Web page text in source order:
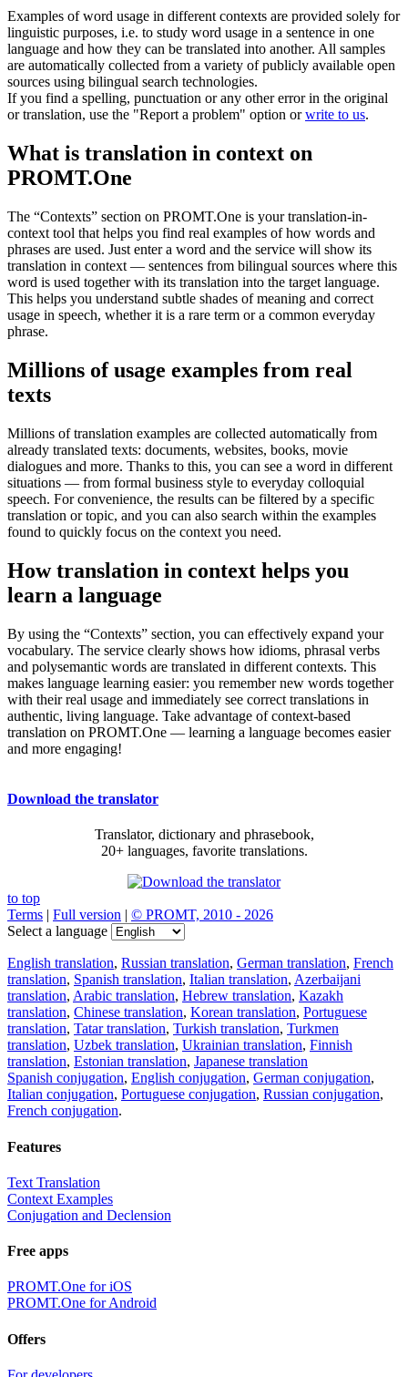
Examples of word usage in different contexts are provided solely for
linguistic purposes, i.e. to study word usage in a sentence in one
language and how they can be translated into another. All samples
are automatically collected from a variety of publicly available open
sources using bilingual search technologies.
If you find a spelling, punctuation or any other error in the original
or translation, use the "Report a problem" option orwrite to us.
What is translation in context on
PROMT.One
The “Contexts” section on PROMT.One is your translation-in-
context tool that helps you find real examples of how words and
phrases are used. Just enter a word and the service will show its
translation in context — sentences from bilingual sources where this
word is used together with its translation into the target language.
This helps you understand subtle shades of meaning and correct
usage in speech, whether it is a rare term or a common everyday
phrase.
Millions of usage examples from real
texts
Millions of translation examples are collected automatically from
already translated texts: documents, websites, books, movie
dialogues and more. Thanks to this, you can see a word in different
situations — from formal business style to everyday colloquial
speech. For convenience, the results can be filtered by a specific
translation or topic, and you can also search within the examples
found to quickly focus on the context you need.
How translation in context helps you
learn a language
By using the “Contexts” section, you can effectively expand your
vocabulary. The service clearly shows how idioms, phrasal verbs
and polysemantic words are translated in different contexts. This
makes language learning easier: you remember new words together
with their real usage and immediately see correct translations in
authentic, living language. Take advantage of context-based
translation on PROMT.One — learning a language becomes easier
and more engaging!
Download the translator
Translator, dictionary and phrasebook,
20+ languages, favorite translations.
to top
Terms | Full version | © PROMT, 2010 - 2026
Select a language
English translation, Russian translation, German translation, French
translation, Spanish translation, Italian translation, Azerbaijani
translation, Arabic translation, Hebrew translation, Kazakh
translation, Chinese translation, Korean translation, Portuguese
translation, Tatar translation, Turkish translation, Turkmen
translation, Uzbek translation, Ukrainian translation, Finnish
translation, Estonian translation, Japanese translation
Spanish conjugation, English conjugation, German conjugation,
Italian conjugation, Portuguese conjugation, Russian conjugation,
French conjugation.
Features
Text Translation
Context Examples
Conjugation and Declension
Free apps
PROMT.One for iOS
PROMT.One for Android
Offers